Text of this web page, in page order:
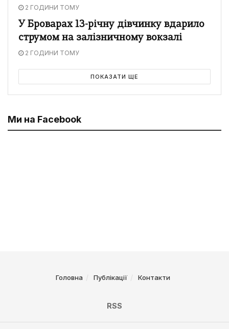
2 ГОДИНИ ТОМУ
У Броварах 13-річну дівчинку вдарило
струмом на залізничному вокзалі
2 ГОДИНИ ТОМУ
ПОКАЗАТИ ЩЕ
Ми на Facebook
Головна Публікації Контакти
RSS